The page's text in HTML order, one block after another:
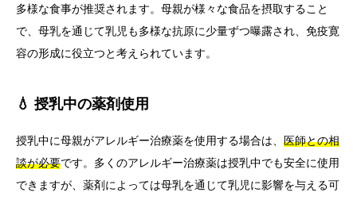
多様な食事が推奨されます。母親が様々な食品を摂取すること
で、母乳を通じて乳児も多様な抗原に少量ずつ曝露され、免疫寛
容の形成に役立つと考えられています。
💧 授乳中の薬剤使用
授乳中に母親がアレルギー治療薬を使用する場合は、 医師との相
談が必要です。多くのアレルギー治療薬は授乳中でも安全に使用
できますが、薬剤によっては母乳を通じて乳児に影響を与える可